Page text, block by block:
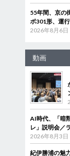
55年間、京の
ボ301形、運
2026年8月6日
動画
AI時代、「暗
レ」説明会／
2026年8月3日
紀伊勝浦の魅